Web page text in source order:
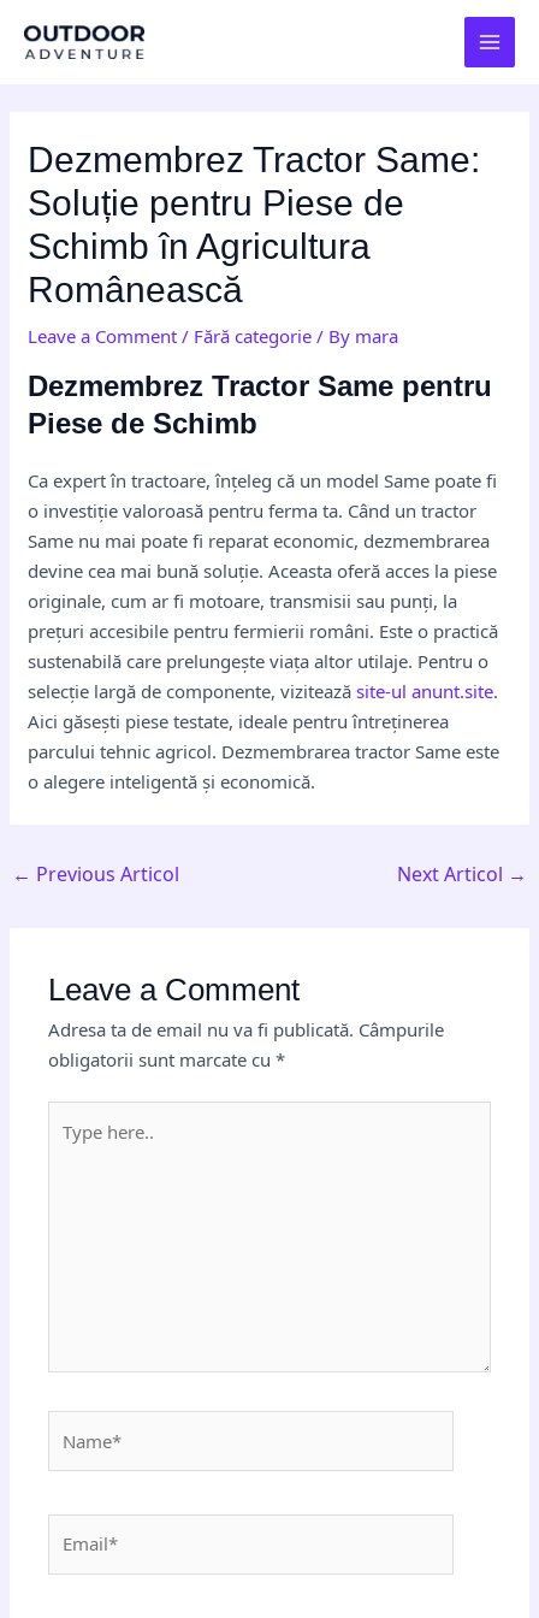
Dezmembrez Tractor Same:
Soluție pentru Piese de
Schimb în Agricultura
Românească
Leave a Comment / Fără categorie / By mara
Dezmembrez Tractor Same pentru
Piese de Schimb
Ca expert în tractoare, înțeleg că un model Same poate fi
o investiție valoroasă pentru ferma ta. Când un tractor
Same nu mai poate fi reparat economic, dezmembrarea
devine cea mai bună soluție. Aceasta oferă acces la piese
originale, cum ar fi motoare, transmisii sau punți, la
prețuri accesibile pentru fermierii români. Este o practică
sustenabilă care prelungește viața altor utilaje. Pentru o
selecție largă de componente, viziteazăsite-ul anunt.site.
Aici găsești piese testate, ideale pentru întreținerea
parcului tehnic agricol. Dezmembrarea tractor Same este
o alegere inteligentă și economică.
navigation
← Previous Articol Next Articol →
Leave a Comment
Adresa ta de email nu va fi publicată. Câmpurile
obligatorii sunt marcate cu*
here..